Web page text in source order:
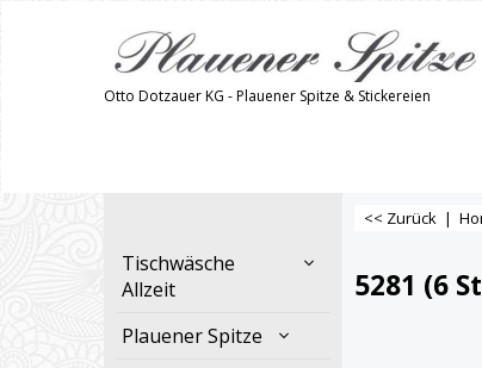
Otto Dotzauer KG - Plauener Spitze & Stickereien
Tischwäsche
Allzeit
Plauener Spitze
<< Zurück |
5281 (6